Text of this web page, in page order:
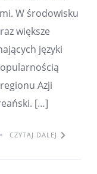
W środowisku
większe
języki
Azji
[…]
CZYTAJ DALEJ